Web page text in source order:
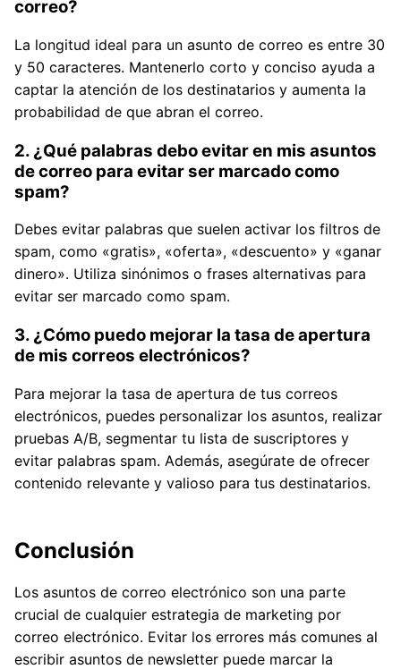
correo?
La longitud ideal para un asunto de correo es entre 30
y 50 caracteres. Mantenerlo corto y conciso ayuda a
captar la atención de los destinatarios y aumenta la
probabilidad de que abran el correo.
2. ¿Qué palabras debo evitar en mis asuntos
de correo para evitar ser marcado como
spam?
Debes evitar palabras que suelen activar los filtros de
spam, como «gratis», «oferta», «descuento» y «ganar
dinero». Utiliza sinónimos o frases alternativas para
evitar ser marcado como spam.
3. ¿Cómo puedo mejorar la tasa de apertura
de mis correos electrónicos?
Para mejorar la tasa de apertura de tus correos
electrónicos, puedes personalizar los asuntos, realizar
pruebas A/B, segmentar tu lista de suscriptores y
evitar palabras spam. Además, asegúrate de ofrecer
contenido relevante y valioso para tus destinatarios.
Conclusión
Los asuntos de correo electrónico son una parte
crucial de cualquier estrategia de marketing por
correo electrónico. Evitar los errores más comunes al
escribir asuntos de newsletter puede marcar la